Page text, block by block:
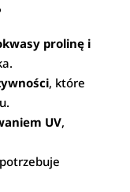
prolinę i
, które
UV,